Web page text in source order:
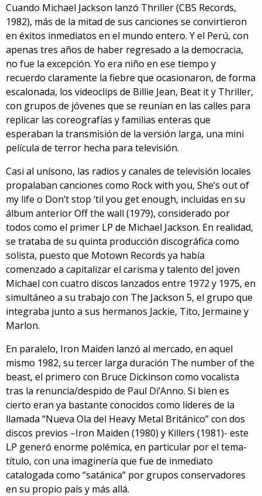
Cuando Michael Jackson lanzó Thriller(CBS Records,
1982), más de la mitad de sus canciones se convirtieron
en éxitos inmediatos en el mundo entero. Y el Perú, con
apenas tres años de haber regresado a la democracia,
no fue la excepción. Yo era niño en ese tiempo y
recuerdo claramente la fiebre que ocasionaron, de forma
escalonada, los videoclips de Billie Jean, Beat ity Thriller,
con grupos de jóvenes que se reunían en las calles para
replicar las coreografías y familias enteras que
esperaban la transmisión de la versión larga, una mini
película de terror hecha para televisión.
Casi al unísono, las radios y canales de televisión locales
propalaban canciones como Rock with you, She’s out of
my life o Don’t stop ‘til you get enough, incluidas en su
álbum anteriorOff the wall (1979), considerado por
todos como el primer LP de Michael Jackson. En realidad,
se trataba de su quinta producción discográfica como
solista, puesto que Motown Records ya había
comenzado a capitalizar el carisma y talento del joven
Michael con cuatro discos lanzados entre 1972 y 1975, en
simultáneo a su trabajo con The Jackson 5, el grupo que
integraba junto a sus hermanos Jackie, Tito, Jermaine y
Marlon.
En paralelo, Iron Maiden lanzó al mercado, en aquel
mismo 1982, su tercer larga duración The number of the
beast, el primero con Bruce Dickinson como vocalista
tras la renuncia/despido de Paul Di’Anno. Si bien es
cierto eran ya bastante conocidos como líderes de la
llamada “Nueva Ola del Heavy Metal Británico” con dos
discos previos –Iron Maiden (1980) y Killers (1981)- este
LP generó enorme polémica, en particular por el tema-
título, con una imaginería que fue de inmediato
catalogada como “satánica” por grupos conservadores
en su propio país y más allá.